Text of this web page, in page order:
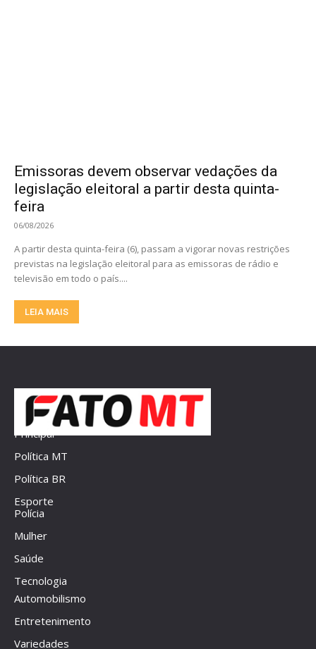
Emissoras devem observar vedações da
legislação eleitoral a partir desta quinta-
feira
06/08/2026
A partir desta quinta-feira (6), passam a vigorar novas restrições
previstas na legislação eleitoral para as emissoras de rádio e
televisão em todo o país....
LEIA MAIS
Principal
Política MT
Política BR
Esporte
Polícia
Mulher
Saúde
Tecnologia
Automobilismo
Entretenimento
Variedades